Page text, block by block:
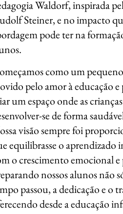
Waldorf, inspirada
Steiner, e no impacto
pode ter na
como um
pelo amor à educação e
um espaço onde as
se de forma
visão sempre foi
equilibrasse o aprendizado
o crescimento emocional
nossos alunos não
passou, a dedicação e o
desde a educação